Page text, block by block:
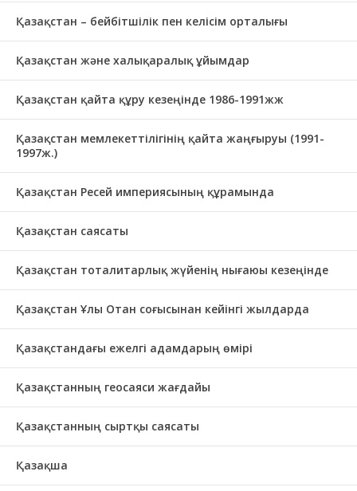
Қазақстан – бейбітшілік пен келісім орталығы
Қазақстан және халықаралық ұйымдар
Қазақстан қайта құру кезеңінде 1986-1991жж
Қазақстан мемлекеттілігінің қайта жаңғыруы (1991-
1997ж.)
Қазақстан Ресей империясының құрамында
Қазақстан саясаты
Қазақстан тоталитарлық жүйенің нығаюы кезеңінде
Қазақстан Ұлы Отан соғысынан кейінгі жылдарда
Қазақстандағы ежелгі адамдарың өмірі
Қазақстанның геосаяси жағдайы
Қазақстанның сыртқы саясаты
Қазақша